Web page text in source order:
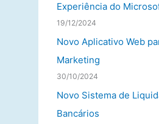
Experiência do
19/12/2024
Novo Aplicativo Web
Marketing
30/10/2024
Novo Sistema de
Bancários